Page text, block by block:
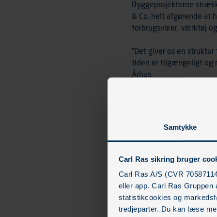
Samtykke
Carl Ras sikring bruger
Carl Ras A/S (CVR
eller app. Carl Ras
statistikcookies og
tredjeparter. Du kan læse
Byggeprojekterne
& Co. helt afgørende at
forbrugsvarer, værktøj
”Det giver os en
tiden er tilgængeligt og
Århus.
Containerløsningen
håndværkerne undgår
”Vi har begrænset
arbejder. Det er derfor
pladsen, frem for at de
Johan Husum og tilføjer: